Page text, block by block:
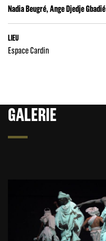
Nadia Beugré, Ange Djedje Gbadié
LIEU
Espace Cardin
GALERIE